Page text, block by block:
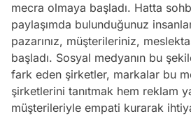
mecra olmaya başladı. Hatta
paylaşımda bulunduğunuz
pazarınız, müşterileriniz,
başladı. Sosyal medyanın bu
fark eden şirketler, markalar bu
şirketlerini tanıtmak hem reklam
müşterileriyle empati kurarak